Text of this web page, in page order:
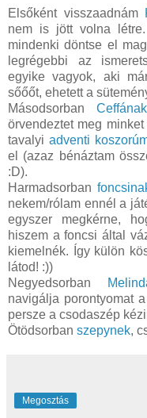
Elsőként visszaadnám
nem is jött volna
mindenki döntse el
legrégebbi az
egyike vagyok, aki
sőőőt, ehetett a
Másodsorban Ceffának
örvendeztet meg
tavalyi adventi
el (azaz bénáztam
:D).
Harmadsorban
nekem/rólam ennél a
egyszer megkérne,
hiszem a foncsi által
kiemelnék. Így külön
látod! :))
Negyedsorban
navigálja porontyomat
persze a csodaszép
Ötödsorban szepynek,
Megosztás